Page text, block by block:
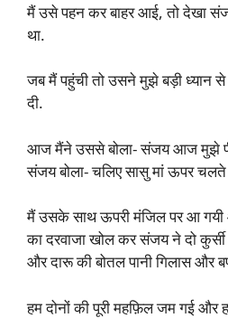
मैं उसे पहन कर बाहर आई, तो देखा
था.
जब मैं पहुंची तो उसने मुझे बड़ी ध्यान
दी.
आज मैंने उससे बोला- संजय आज मुझे
संजय बोला- चलिए सासु मां ऊपर
मैं उसके साथ ऊपरी मंजिल पर आ गयी
का दरवाजा खोल कर संजय ने दो
और दारू की बोतल पानी गिलास और
हम दोनों की पूरी महफ़िल जम गई और